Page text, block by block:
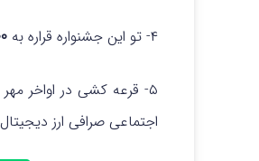
۴- تو این جشنواره قراره به ۱۰۰
اجتماعی صرافی ارز